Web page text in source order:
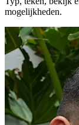
mogelijkheden.